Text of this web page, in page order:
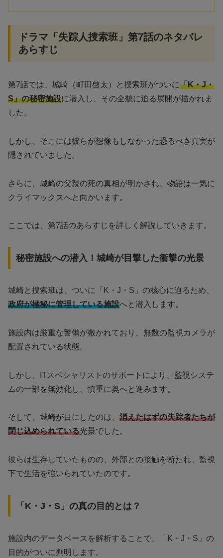
ドラマ「失踪人捜索班」第7話のネタバレ
あらすじ
第7話では、城崎（町田啓太）と捜索班がついに「K・J・
S」の秘密施設に潜入し、その全貌に迫る展開が描かれま
した。
しかし、そこには彼らが想像もしなかった恐るべき真実が
隠されていました。
さらに、城崎の父親の死の真相が明かされ、物語は一気に
クライマックスへと向かいます。
ここでは、第7話のあらすじを詳しく解説していきます。
秘密施設への潜入！城崎が目撃した衝撃の光景
城崎と捜索班は、ついに「K・J・S」の核心に迫るため、
政府が極秘に管理している施設へと潜入します。
施設内は厳重な警備が敷かれており、無数の監視カメラが
配置されている状態。
しかし、ITスペシャリストのサポートにより、監視システ
ムの一部を無効化し、慎重に奥へと進みます。
そして、城崎が目にしたのは、 消えたはずの失踪者たちが
閉じ込められている光景でした。
彼らは生存していたものの、外部との接触を断たれ、監視
下で生活を強いられていたのです。
「K・J・S」の真の目的とは？
施設内のデータベースを解析することで、「K・J・S」の
目的がついに判明します。